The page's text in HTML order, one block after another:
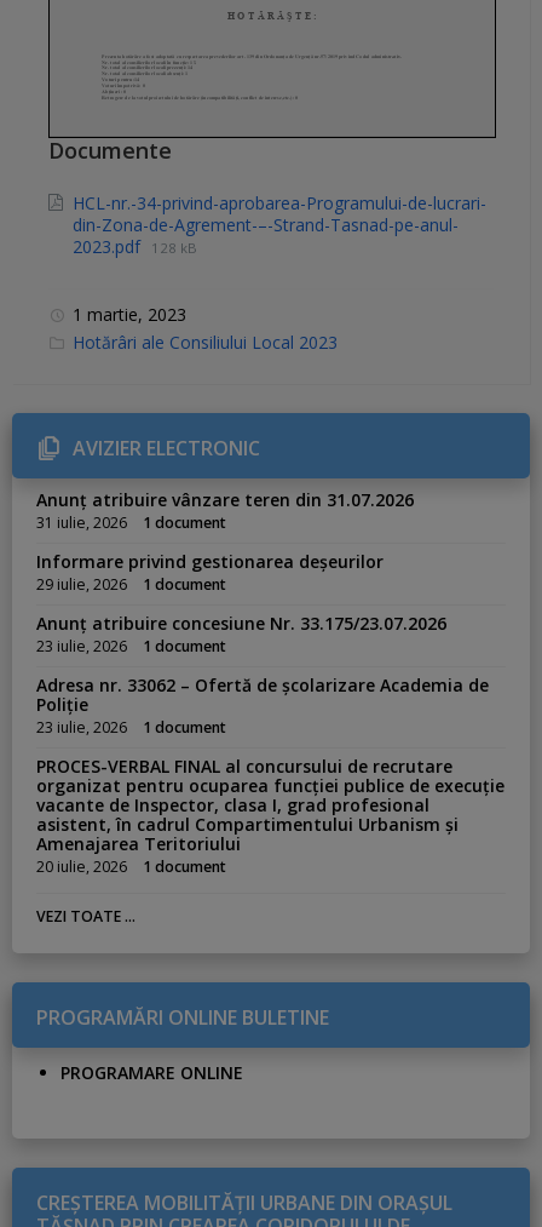
Documente
HCL-nr.-34-privind-aprobarea-Programului-de-lucrari-
din-Zona-de-Agrement-–-Strand-Tasnad-pe-anul-
2023.pdf 128 kB
1 martie, 2023
C
r
i
e
s
Hotărâri ale Consiliului Local 2023
AVIZIER ELECTRONIC
Anunț atribuire vânzare teren din 31.07.2026
31 iulie, 2026 1 document
Informare privind gestionarea deșeurilor
29 iulie, 2026 1 document
Anunț atribuire concesiune Nr. 33.175/23.07.2026
23 iulie, 2026 1 document
Adresa nr. 33062 – Ofertă de școlarizare Academia de
Poliție
23 iulie, 2026 1 document
PROCES-VERBAL FINAL al concursului de recrutare
organizat pentru ocuparea funcției publice de execuție
vacante de Inspector, clasa I, grad profesional
asistent, în cadrul Compartimentului Urbanism și
Amenajarea Teritoriului
20 iulie, 2026 1 document
VEZI TOATE ...
PROGRAMĂRI ONLINE BULETINE
PROGRAMARE ONLINE
CREŞTEREA MOBILITĂŢII URBANE DIN ORAŞUL